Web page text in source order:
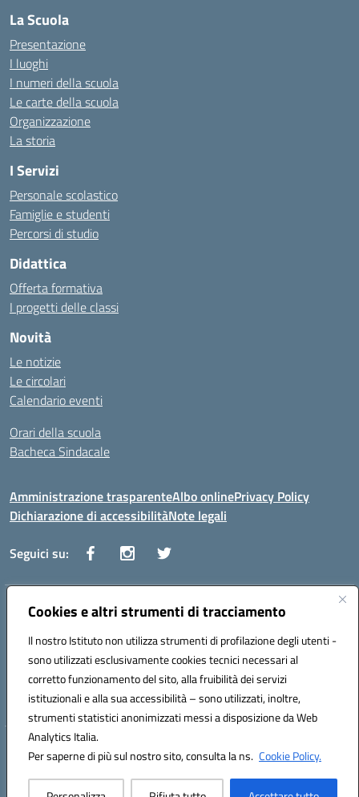
Cookies e altri strumenti di tracciamento
Il nostro Istituto non utilizza strumenti di profilazione degli utenti -
sono utilizzati esclusivamente cookies tecnici necessari al
corretto funzionamento del sito, alla fruibilità dei servizi
istituzionali e alla sua accessibilità – sono utilizzati, inoltre,
strumenti statistici anonimizzati messi a disposizione da Web
Analytics Italia.
Per saperne di più sul nostro sito, consulta la ns. Cookie Policy.
La Scuola
Presentazione
I luoghi
I numeri della scuola
Le carte della scuola
Organizzazione
La storia
I Servizi
Personale scolastico
Famiglie e studenti
Percorsi di studio
Didattica
Offerta formativa
I progetti delle classi
Novità
Le notizie
Le circolari
Calendario eventi
Orari della scuola
Bacheca Sindacale
Amministrazione trasparenteAlbo onlinePrivacy Policy
Dichiarazione di accessibilitàNote legali
Seguici su:
Indirizzo:Via Vaccari n.5 e Via Falcone n.20 - 91025 Marsala
Posta elettronica certificata (PEC):tppm03000q@pec.istruzione.it
Codice fiscale: 82004490817
Codice meccanografico: TPPM03000Q
Hosting & Powered by 3D Solution S.r.l.
Concept & Design by Designers Italia